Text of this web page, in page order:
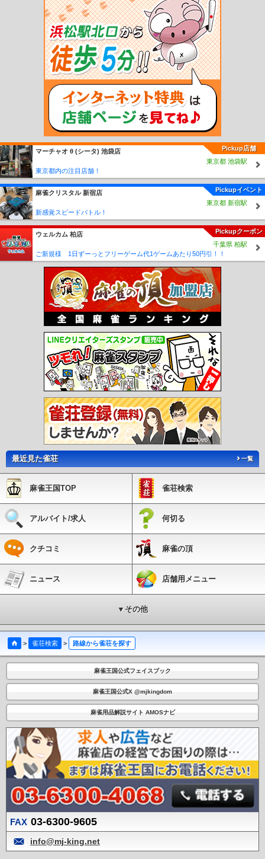
Pickup店舗
マーチャオ θ (シータ) 池袋店
東京都 池袋駅
東京都内の注目店舗！
Pickupイベント
麻雀クリスタル 新宿店
東京都 新宿駅
新感覚スピードバトル！
Pickupクーポン
ウェルカム 柏店
千葉県 柏駅
ご新規様 1日ずーっとフリーゲーム代1ゲームあたり50円引！！
最近見た雀荘 一覧
麻雀王国TOP 雀荘検索
アルバイト/求人 何切る
クチコミ 麻雀の頂
ニュース 店舗用メニュー
▼その他
> 雀荘検索 > 路線から雀荘を探す
麻雀王国公式フェイスブック
麻雀王国公式X @mjkingdom
麻雀用品解説サイト AMOSナビ
FAX 03-6300-9605
info@mj-king.net